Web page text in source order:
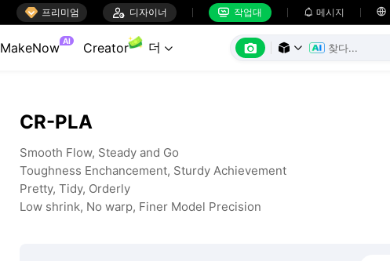
 프리미엄  디자이너  작업대  메시지 
MakeNow AI Creator 더    
CR-PLA
Smooth Flow, Steady and Go
Toughness Enchancement, Sturdy Achievement
Pretty, Tidy, Orderly
Low shrink, No warp, Finer Model Precision